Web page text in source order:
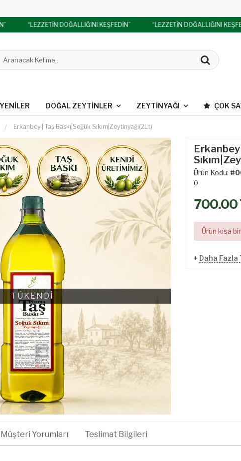
“LEZZETİN DOĞALLIĞINI KEŞFEDİN” “LEZZETİN DOĞALLIĞINI
YENILER DOĞAL ZEYTINLER ZEYTINYAĞI ÇOK
Erkanbey | Taş Baskı|Soğuk Sıkım|Zeytinyağı(2Lt)
TÜKENDİ
Erkanbey
Ürün Kodu:
0
700.00
Ürün kısa
+ Daha Fazla
Müşteri Yorumları Teslimat Bilgileri